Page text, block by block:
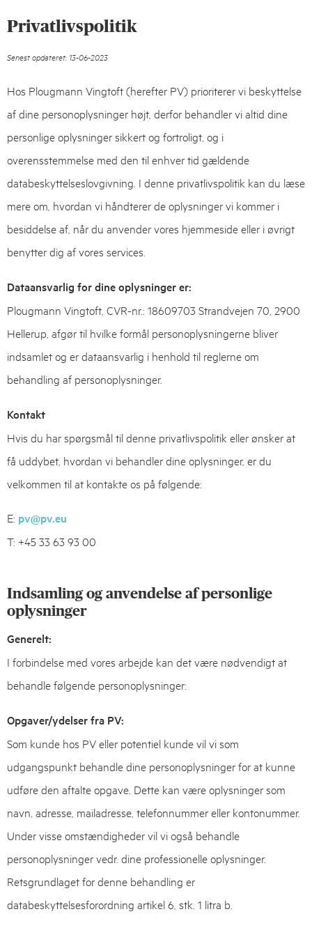
Privatlivspolitik
Senest opdateret: 13-06-2023
Hos Plougmann Vingtoft (herefter PV) prioriterer vi beskyttelse
af dine personoplysninger højt, derfor behandler vi altid dine
personlige oplysninger sikkert og fortroligt, og i
overensstemmelse med den til enhver tid gældende
databeskyttelseslovgivning. I denne privatlivspolitik kan du læse
mere om, hvordan vi håndterer de oplysninger vi kommer i
besiddelse af, når du anvender vores hjemmeside eller i øvrigt
benytter dig af vores services.
Dataansvarlig for dine oplysninger er:
Plougmann Vingtoft, CVR-nr.: 18609703 Strandvejen 70, 2900
Hellerup, afgør til hvilke formål personoplysningerne bliver
indsamlet og er dataansvarlig i henhold til reglerne om
behandling af personoplysninger.
Kontakt
Hvis du har spørgsmål til denne privatlivspolitik eller ønsker at
få uddybet, hvordan vi behandler dine oplysninger, er du
velkommen til at kontakte os på følgende:
E: pv@pv.eu
T: +45 33 63 93 00
Indsamling og anvendelse af personlige
oplysninger
Generelt:
I forbindelse med vores arbejde kan det være nødvendigt at
behandle følgende personoplysninger:
Opgaver/ydelser fra PV:
Som kunde hos PV eller potentiel kunde vil vi som
udgangspunkt behandle dine personoplysninger for at kunne
udføre den aftalte opgave. Dette kan være oplysninger som
navn, adresse, mailadresse, telefonnummer eller kontonummer.
Under visse omstændigheder vil vi også behandle
personoplysninger vedr. dine professionelle oplysninger.
Retsgrundlaget for denne behandling er
databeskyttelsesforordning artikel 6, stk. 1 litra b.